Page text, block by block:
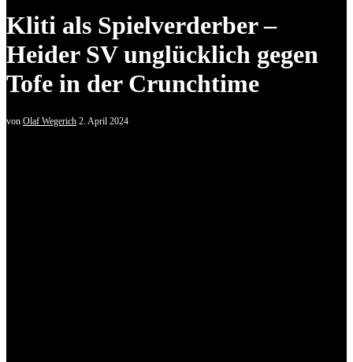
Kliti als Spielverderber –
Heider SV unglücklich gegen
Tofe in der Crunchtime
von Olaf Wegerich 2. April 2024